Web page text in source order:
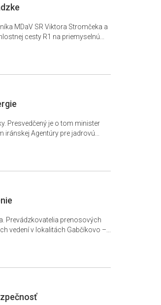
MDaV SR Viktora Stromčeka a
cesty R1 na priemyselnú...
Presvedčený je o tom minister
Agentúry pre jadrovú...
Prevádzkovatelia prenosových
v lokalitách Gabčíkovo –...